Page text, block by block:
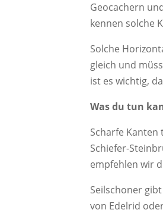
Geocachern
kennen solche
Solche
gleich und
ist es wichtig,
Was du tun
Scharfe
Schiefer-
empfehlen wir
Seilschoner
von Edelrid